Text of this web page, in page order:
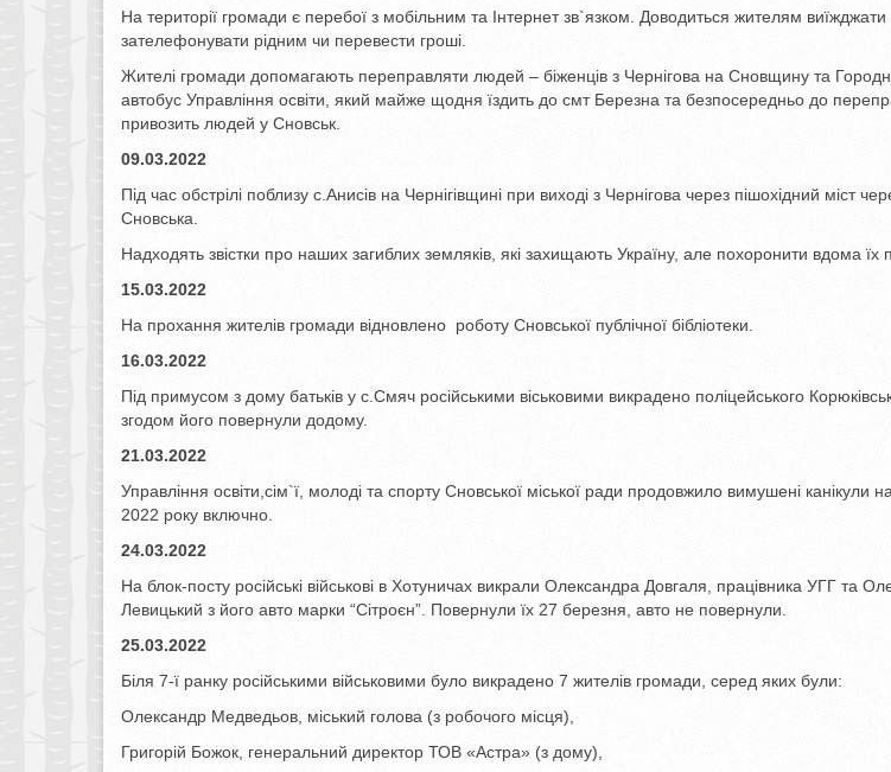
На території громади є перебої з мобільним та Інтернет зв`язком. Доводиться жителям
зателефонувати рідним чи перевести гроші.
Жителі громади допомагають переправляти людей – біженців з Чернігова на Сновщину та
автобус Управління освіти, який майже щодня їздить до смт Березна та безпосередньо до
привозить людей у Сновськ.
09.03.2022
Під час обстрілі поблизу с.Анисів на Чернігівщині при виході з Чернігова через пішохідний міст
Сновська.
Надходять звістки про наших загиблих земляків, які захищають Україну, але похоронити вдома
15.03.2022
На прохання жителів громади відновлено роботу Сновської публічної бібліотеки.
16.03.2022
Під примусом з дому батьків у с.Смяч російськими віськовими викрадено поліцейського
згодом його повернули додому.
21.03.2022
Управління освіти,сім`ї, молоді та спорту Сновської міської ради продовжило вимушені канікули
2022 року включно.
24.03.2022
На блок-посту російські військові в Хотуничах викрали Олександра Довгаля, працівника УГГ та
Левицький з його авто марки “Сітроєн”. Повернули їх 27 березня, авто не повернули.
25.03.2022
Біля 7-ї ранку російськими військовими було викрадено 7 жителів громади, серед яких були:
Олександр Медведьов, міський голова (з робочого місця),
Григорій Божок, генеральний директор ТОВ «Астра» (з дому),